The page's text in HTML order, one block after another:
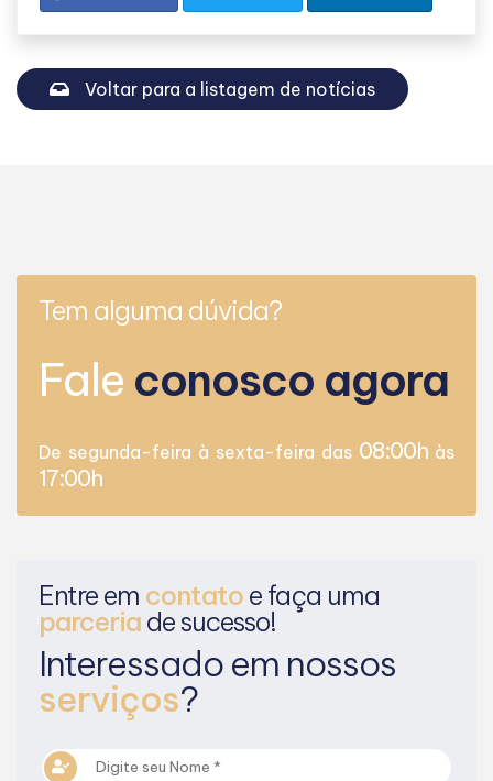
Voltar para a listagem de notícias
Tem alguma dúvida?
Fale conosco agora
De segunda-feira à sexta-feira das 08:00h às
17:00h
Entre em contato e faça uma
parceria de sucesso!
Interessado em nossos
serviços?